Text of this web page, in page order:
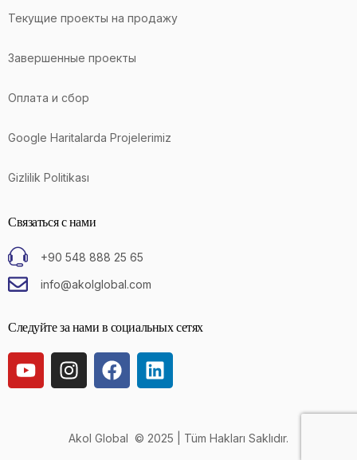
Текущие проекты на продажу
Завершенные проекты
Оплата и сбор
Google Haritalarda Projelerimiz
Gizlilik Politikası
Связаться с нами
+90 548 888 25 65
info@akolglobal.com
Следуйте за нами в социальных сетях
Akol Global © 2025 | Tüm Hakları Saklıdır.